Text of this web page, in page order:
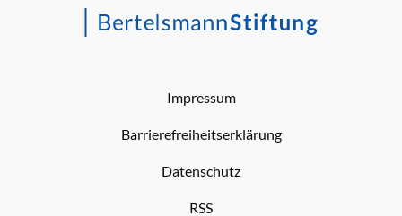
Impressum
Barrierefreiheitserklärung
Datenschutz
RSS